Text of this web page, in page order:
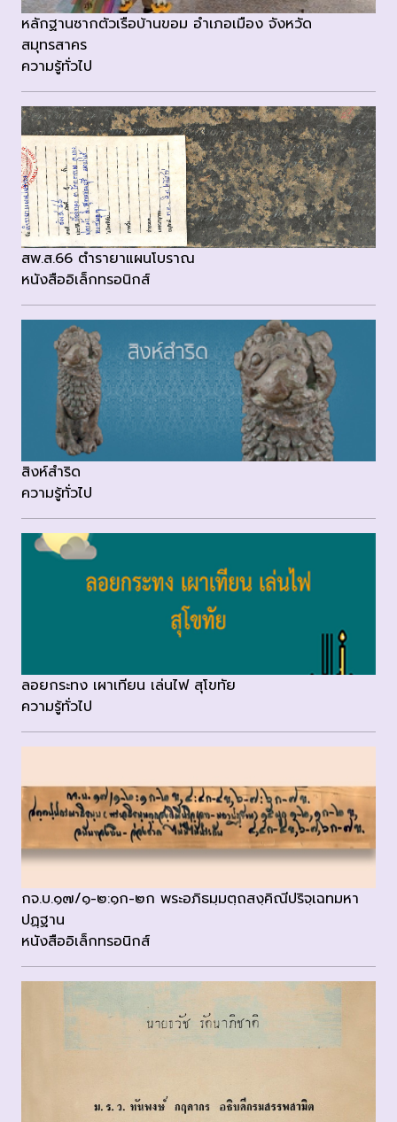
หลักฐานซากตัวเรือบ้านขอม อำเภอเมือง จังหวัด
สมุทรสาคร
ความรู้ทั่วไป
สพ.ส.66 ตำรายาแผนโบราณ
หนังสืออิเล็กทรอนิกส์
สิงห์สำริด
ความรู้ทั่วไป
ลอยกระทง เผาเทียน เล่นไฟ สุโขทัย
ความรู้ทั่วไป
กจ.บ.๑๗/๑-๒:๑ก-๒ก พระอภิธมฺมตฺถสงฺคิณีปริจฺเฉทมหา
ปฏฺฐาน
หนังสืออิเล็กทรอนิกส์